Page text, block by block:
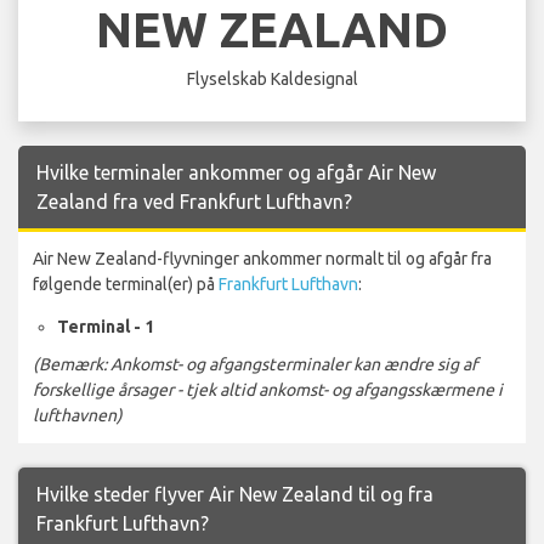
NEW ZEALAND
Flyselskab Kaldesignal
Hvilke terminaler ankommer og afgår Air New
Zealand fra ved Frankfurt Lufthavn?
Air New Zealand-flyvninger ankommer normalt til og afgår fra
følgende terminal(er) på Frankfurt Lufthavn:
Terminal - 1
(Bemærk: Ankomst- og afgangsterminaler kan ændre sig af
forskellige årsager - tjek altid ankomst- og afgangsskærmene i
lufthavnen)
Hvilke steder flyver Air New Zealand til og fra
Frankfurt Lufthavn?